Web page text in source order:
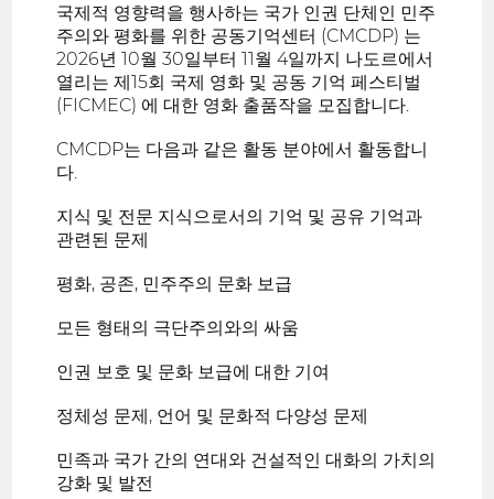
국제적 영향력을 행사하는 국가 인권 단체인 민주
주의와 평화를 위한 공동기억센터 (CMCDP) 는
2026년 10월 30일부터 11월 4일까지 나도르에서
열리는 제15회 국제 영화 및 공동 기억 페스티벌
(FICMEC) 에 대한 영화 출품작을 모집합니다.
CMCDP는 다음과 같은 활동 분야에서 활동합니
다.
지식 및 전문 지식으로서의 기억 및 공유 기억과
관련된 문제
평화, 공존, 민주주의 문화 보급
모든 형태의 극단주의와의 싸움
인권 보호 및 문화 보급에 대한 기여
정체성 문제, 언어 및 문화적 다양성 문제
민족과 국가 간의 연대와 건설적인 대화의 가치의
강화 및 발전